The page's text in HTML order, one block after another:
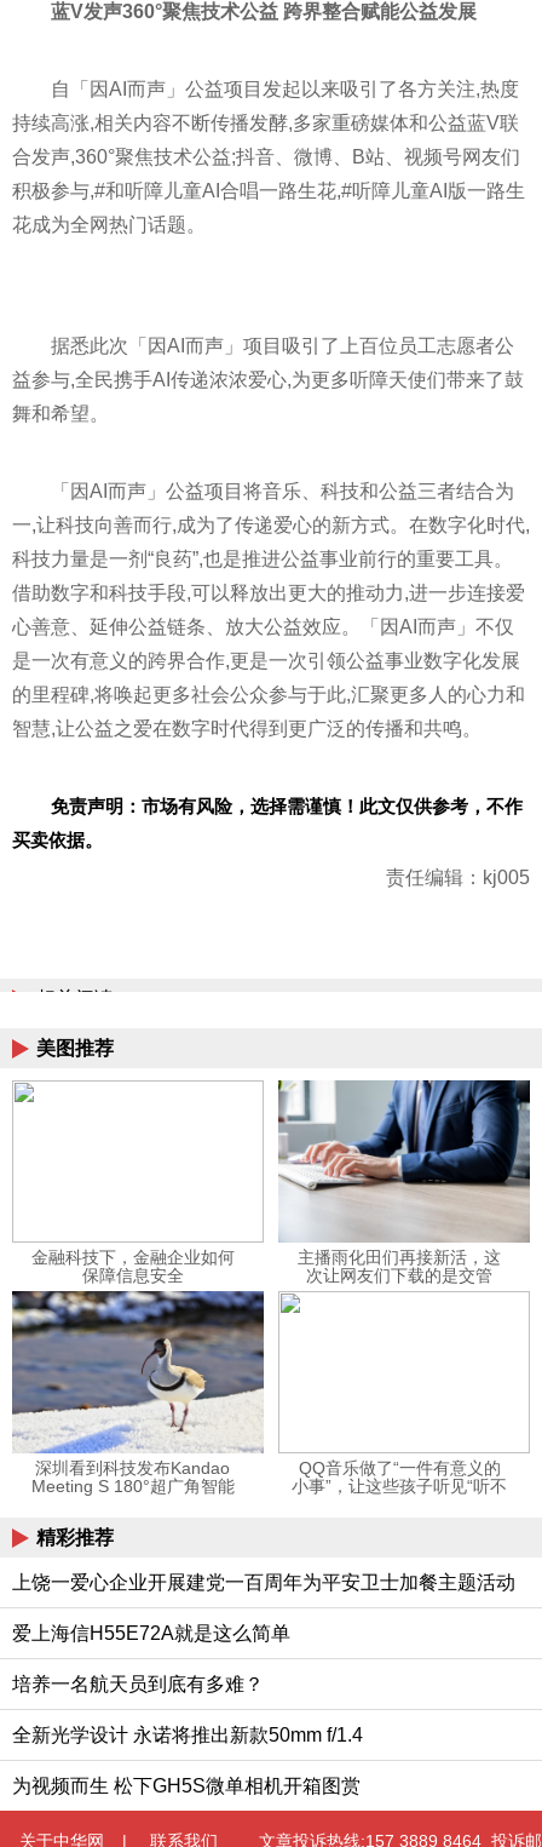
蓝V发声360°聚焦技术公益 跨界整合赋能公益发展
自「因AI而声」公益项目发起以来吸引了各方关注,热度
持续高涨,相关内容不断传播发酵,多家重磅媒体和公益蓝V联
合发声,360°聚焦技术公益;抖音、微博、B站、视频号网友们
积极参与,#和听障儿童AI合唱一路生花,#听障儿童AI版一路生
花成为全网热门话题。
据悉此次「因AI而声」项目吸引了上百位员工志愿者公
益参与,全民携手AI传递浓浓爱心,为更多听障天使们带来了鼓
舞和希望。
「因AI而声」公益项目将音乐、科技和公益三者结合为
一,让科技向善而行,成为了传递爱心的新方式。在数字化时代,
科技力量是一剂“良药”,也是推进公益事业前行的重要工具。
借助数字和科技手段,可以释放出更大的推动力,进一步连接爱
心善意、延伸公益链条、放大公益效应。「因AI而声」不仅
是一次有意义的跨界合作,更是一次引领公益事业数字化发展
的里程碑,将唤起更多社会公众参与于此,汇聚更多人的心力和
智慧,让公益之爱在数字时代得到更广泛的传播和共鸣。
免责声明：市场有风险，选择需谨慎！此文仅供参考，不作
买卖依据。
责任编辑：kj005
相关阅读
美图推荐
金融科技下，金融企业如何
保障信息安全
主播雨化田们再接新活，这
次让网友们下载的是交管
12123APP
深圳看到科技发布Kandao
Meeting S 180°超广角智能
QQ音乐做了“一件有意义的
小事”，让这些孩子听见“听不
精彩推荐
上饶一爱心企业开展建党一百周年为平安卫士加餐主题活动
爱上海信H55E72A就是这么简单
培养一名航天员到底有多难？
全新光学设计 永诺将推出新款50mm f/1.4
为视频而生 松下GH5S微单相机开箱图赏
关于中华网 | 联系我们 文章投诉热线:157 3889 8464 投诉邮